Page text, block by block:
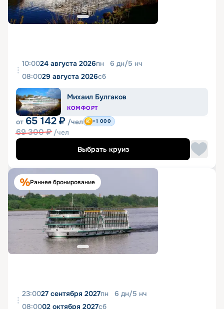
10:0024 августа 2026пн 6 дн/5 нч
08:0029 августа 2026сб
Михаил Булгаков
КОМФОРТ
от 65 142 ₽ /чел
69 300₽ /чел
+1 000
Выбрать круиз
Раннее бронирование
23:0027 сентября 2027пн 6 дн/5 нч
08:0002 октября 2027сб